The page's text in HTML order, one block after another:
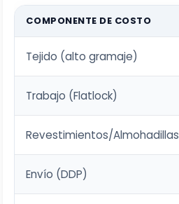
COMPONENTE DE COSTO
Tejido (alto gramaje)
Trabajo (Flatlock)
Revestimientos/Almohadillas
Envío (DDP)